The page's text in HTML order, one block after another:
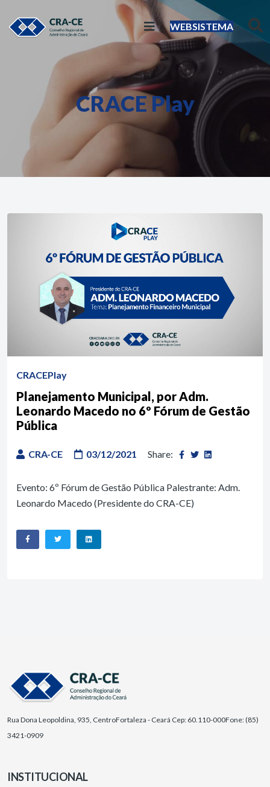
WEBSISTEMA
CRACE Play
CRACEPlay
Planejamento Municipal, por Adm.
Leonardo Macedo no 6º Fórum de Gestão
Pública
CRA-CE 03/12/2021 Share:
Evento: 6º Fórum de Gestão Pública Palestrante: Adm.
Leonardo Macedo (Presidente do CRA-CE)
Rua Dona Leopoldina, 935, CentroFortaleza - Ceará Cep: 60.110-000Fone: (85)
3421-0909
INSTITUCIONAL